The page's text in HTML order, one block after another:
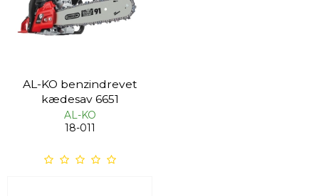
AL-KO benzindrevet
kædesav 6651
AL-KO
18-011